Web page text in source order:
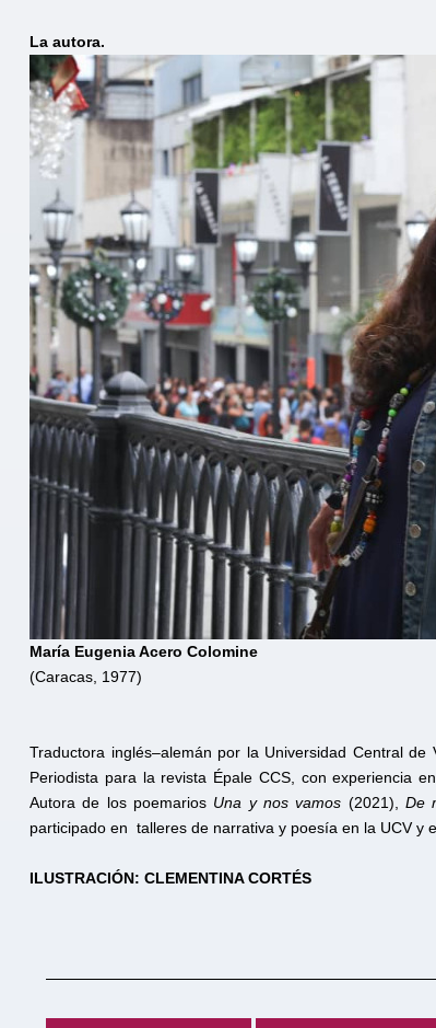
La autora.
María Eugenia Acero Colomine
(Caracas, 1977)
Traductora inglés–alemán por la Universidad Central
Periodista para la revista Épale CCS, con experiencia
Autora de los poemarios Una y nos vamos (2021),De
participado en talleres de narrativa y poesía en la UCV y
ILUSTRACIÓN: CLEMENTINA CORTÉS